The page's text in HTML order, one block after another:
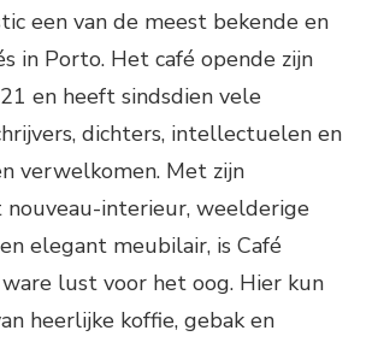
een van de meest bekende en
in Porto. Het café opende zijn
en heeft sindsdien vele
dichters, intellectuelen en
verwelkomen. Met zijn
nouveau-interieur, weelderige
elegant meubilair, is Café
lust voor het oog. Hier kun
heerlijke koffie, gebak en